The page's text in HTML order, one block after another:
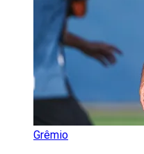
Grêmio